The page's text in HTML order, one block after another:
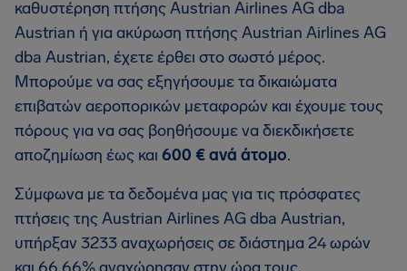
καθυστέρηση πτήσης Austrian Airlines AG dba
Austrian ή για ακύρωση πτήσης Austrian Airlines AG
dba Austrian, έχετε έρθει στο σωστό μέρος.
Μπορούμε να σας εξηγήσουμε τα δικαιώματα
επιβατών αεροπορικών μεταφορών και έχουμε τους
πόρους για να σας βοηθήσουμε να διεκδικήσετε
αποζημίωση έως και 600 € ανά άτομο.
Σύμφωνα με τα δεδομένα μας για τις πρόσφατες
πτήσεις της Austrian Airlines AG dba Austrian,
υπήρξαν 3233 αναχωρήσεις σε διάστημα 24 ωρών